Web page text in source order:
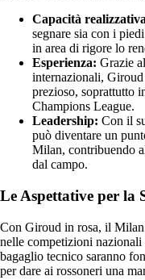
Capacità
segnare sia con i
in area di rigore lo
Esperienza: Grazie
internazionali,
prezioso, soprattutto
Champions League.
Leadership: Con il
può diventare un
Milan, contribuendo
dal campo.
Le Aspettative per la
Con Giroud in rosa, il Milan
nelle competizioni nazionali
bagaglio tecnico saranno
per dare ai rossoneri una